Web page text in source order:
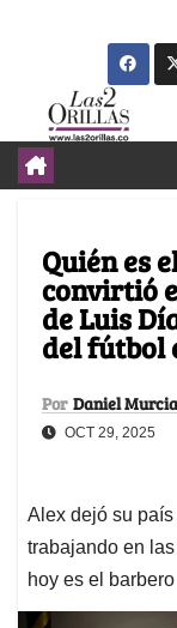
Quién es
convirtió
de Luis
del fútbol
Por Daniel Murcia
OCT 29, 2025
Alex dejó su
trabajando en
hoy es el